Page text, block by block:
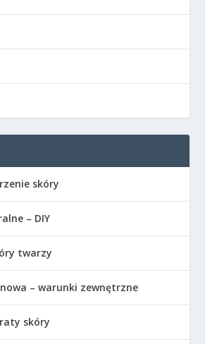
skóry
– DIY
twarzy
– warunki zewnętrzne
skóry